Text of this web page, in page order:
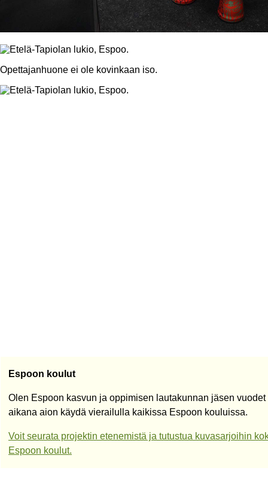
Opettajanhuone ei ole kovinkaan iso.
Espoon koulut
Olen Espoon kasvun ja oppimisen lautakunnan jäsen
aikana aion käydä vierailulla kaikissa Espoon kouluissa.
Voit seurata projektin etenemistä ja tutustua kuvasarjoihin
Espoon koulut.